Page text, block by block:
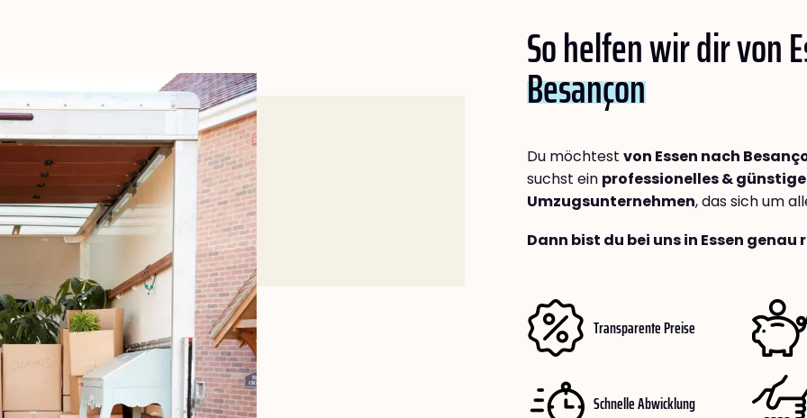
So helfen wir dir von
Besançon
Du möchtest von Essen nach
suchst ein professionelles &
Umzugsunternehmen, das sich um
Dann bist du bei uns in Essen
Transparente Preise
Schnelle Abwicklung